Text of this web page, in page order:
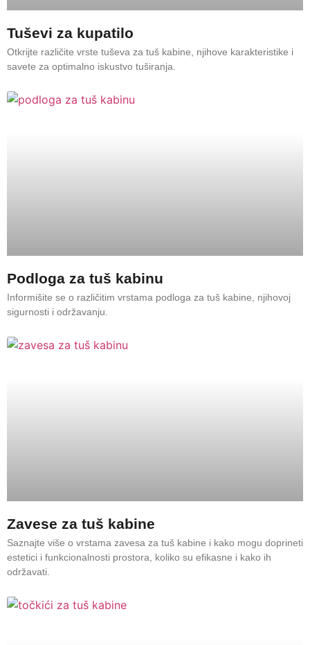
Tuševi za kupatilo
Otkrijte različite vrste tuševa za tuš kabine, njihove karakteristike i
savete za optimalno iskustvo tuširanja.
Podloga za tuš kabinu
Informišite se o različitim vrstama podloga za tuš kabine, njihovoj
sigurnosti i održavanju.
Zavese za tuš kabine
Saznajte više o vrstama zavesa za tuš kabine i kako mogu doprineti
estetici i funkcionalnosti prostora, koliko su efikasne i kako ih
održavati.